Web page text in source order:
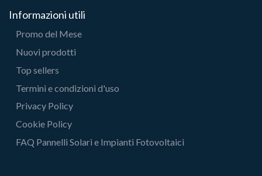
Informazioni utili
Promo del Mese
Nuovi prodotti
Top sellers
Termini e condizioni d'uso
Privacy Policy
Cookie Policy
FAQ Pannelli Solari e Impianti Fotovoltaici